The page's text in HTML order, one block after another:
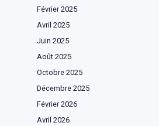
Février 2025
Avril 2025
Juin 2025
Août 2025
Octobre 2025
Décembre 2025
Février 2026
Avril 2026